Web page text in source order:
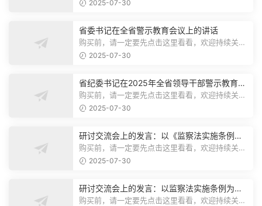
2025-07-30
省委书记在全省警示教育会议上的讲话
购买前，请一定要先点击这里看看，欢迎持续关
注，精彩模板每天推送预览结束，本文...
2025-07-30
省纪委书记在2025年全省领导干部警示教育会
上的讲话.1
购买前，请一定要先点击这里看看，欢迎持续关
注，精彩模板每天推送预览结束，本文...
2025-07-30
研讨交流会上的发言：以《监察法实施条例》
为纲,推动巡察工作高质量发展
购买前，请一定要先点击这里看看，欢迎持续关
注，精彩模板每天推送预览结束，本文...
2025-07-30
研讨交流会上的发言：以监察法实施条例为纲
推动巡察工作高质量发展
购买前，请一定要先点击这里看看，欢迎持续关